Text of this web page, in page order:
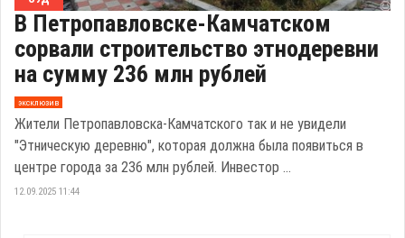
В Петропавловске-Камчатском
сорвали строительство этнодеревни
на сумму 236 млн рублей
эксклюзив
Жители Петропавловска-Камчатского так и не увидели
"Этническую деревню", которая должна была появиться в
центре города за 236 млн рублей. Инвестор ...
12.09.2025 11:44